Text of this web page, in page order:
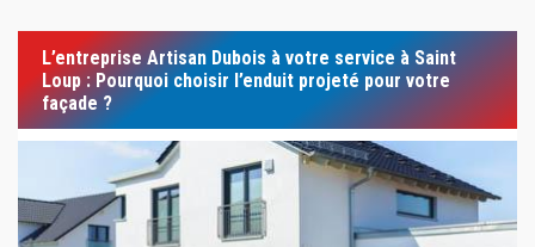
L’entreprise Artisan Dubois à votre service à Saint
Loup : Pourquoi choisir l’enduit projeté pour votre
façade ?